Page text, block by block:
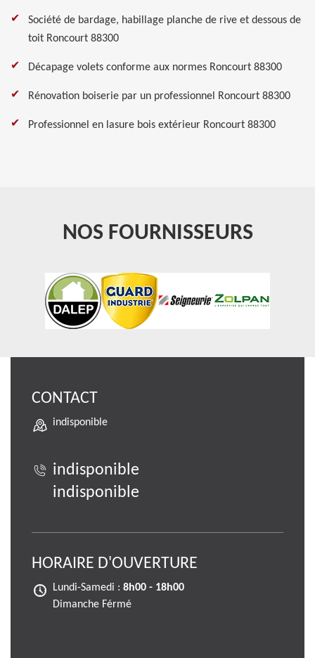
Société de bardage, habillage planche de rive et dessous de
toit Roncourt 88300
Décapage volets conforme aux normes Roncourt 88300
Rénovation boiserie par un professionnel Roncourt 88300
Professionnel en lasure bois extérieur Roncourt 88300
NOS FOURNISSEURS
CONTACT
indisponible
indisponible
indisponible
HORAIRE D'OUVERTURE
Lundi-Samedi : 8h00 - 18h00
Dimanche Férmé